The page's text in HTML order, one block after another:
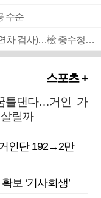
수순
■ 검사 신분 버리고 직급하향(10년 이하 저연차 검사)…檢 중수청행 기피
스포츠 +
틀댄다…거인 가
릴까
인단 192→2만
보 ‘기사회생’